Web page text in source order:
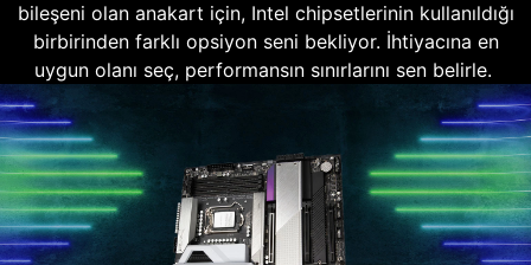
bileşeni olan anakart için, Intel chipsetlerinin kullanıldığı
birbirinden farklı opsiyon seni bekliyor. İhtiyacına en
uygun olanı seç, performansın sınırlarını sen belirle.